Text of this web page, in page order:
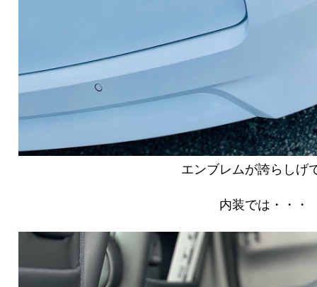
エンブレムが誇らしげ
内装では・・・